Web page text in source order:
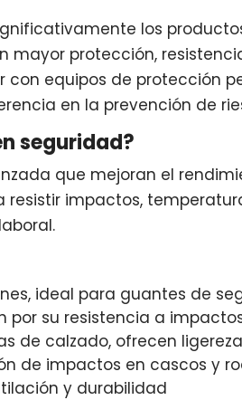
los
protección,
equipos de protección
en la prevención de
seguridad?
que mejoran el
impactos,
ideal para guantes de
por su resistencia a
de calzado, ofrecen
de impactos en cascos y
y durabilidad